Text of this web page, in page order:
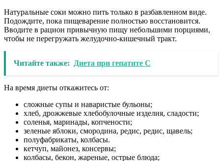
Натуральные соки можно пить только в разбавленном виде.
Подождите, пока пищеварение полностью восстановится.
Вводите в рацион привычную пищу небольшими порциями,
чтобы не перегружать желудочно-кишечный тракт.
Читайте также: Диета при гепатите C
На время диеты откажитесь от:
сложные супы и наваристые бульоны;
хлеб, дрожжевые хлебобулочные изделия, сладости;
соленья, маринады, копчености;
зеленые яблоки, смородина, редис, редис, щавель;
полуфабрикаты, колбасы.
кетчуп, майонез, консервы;
колбасы, бекон, жареные, острые блюда;